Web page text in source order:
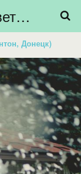
Свадебный блог - советы невестам, подготовка к свадьбе - HiBride
Донецк)